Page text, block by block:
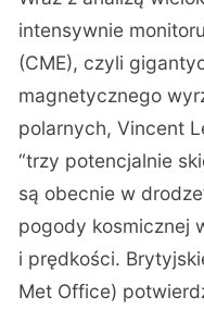
intensywnie
(CME), czyli
magnetycznego
polarnych, Vincent
“trzy potencjalnie
są obecnie w
pogody kosmicznej
i prędkości.
Met Office)